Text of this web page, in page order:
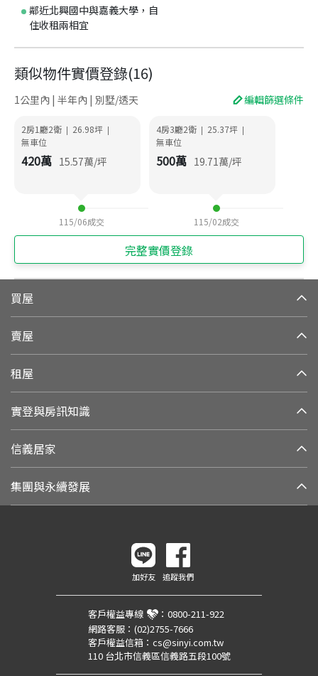
鄰近北興國中與嘉義大學，自
住收租兩相宜
類似物件實價登錄(16)
1公里內 | 半年內 | 別墅/透天 編輯篩選條件
2房1廳2衛 | 26.98坪 |
無車位
420萬 15.57萬/坪
115/06成交
4房3廳2衛 | 25.37坪 |
無車位
500萬 19.71萬/坪
115/02成交
完整實價登錄
買屋
賣屋
租屋
實登與房訊知識
信義居家
集團與永續發展
加好友 追蹤我們
客戶權益專線 ： 0800-211-922
網路客服： (02)2755-7666
客戶權益信箱： cs@sinyi.com.tw
110 台北市信義區信義路五段100號